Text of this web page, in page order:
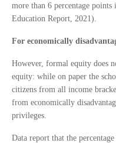
more than 6 percentage
Education Report, 2021).
For economically
However, formal equity does
equity: while on paper the
citizens from all income
from economically
privileges.
Data report that the